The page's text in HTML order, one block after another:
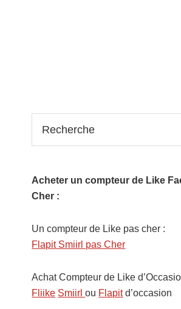
Acheter un compteur de Like
Cher :
Un compteur de Like pas cher :
Flapit Smiirl pas Cher
Achat Compteur de Like
Fliike Smiirlou Flapitd’occasion